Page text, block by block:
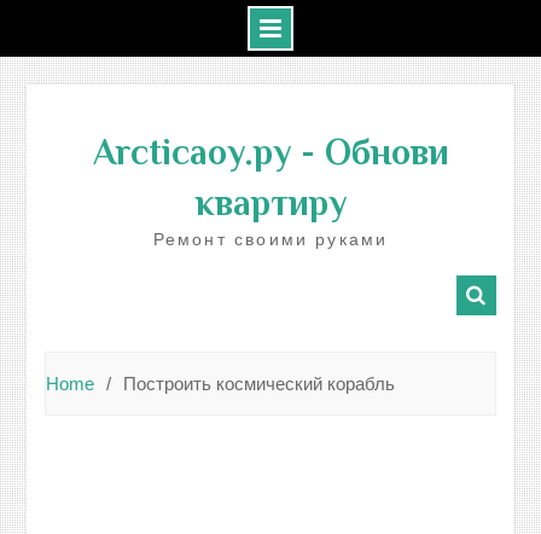
contentArcticaoy.ру- Обнови
квартиру
Ремонт своими руками
Home Построить космический корабль